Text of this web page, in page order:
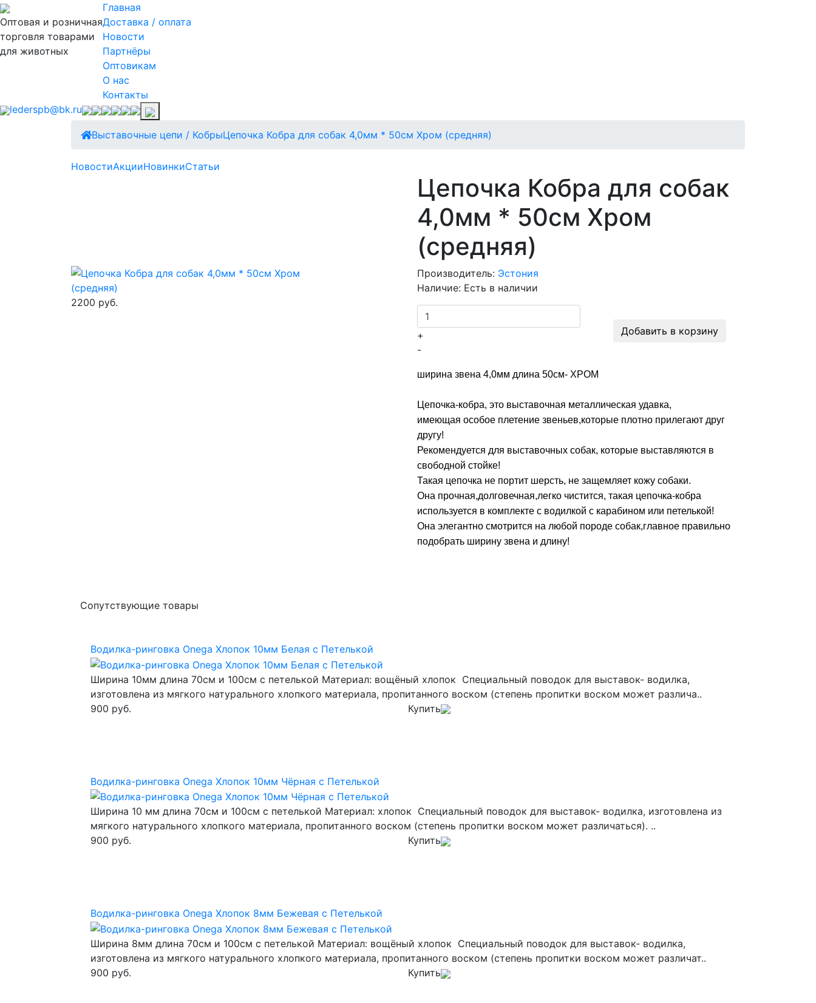
Оптовая и розничная
торговля товарами
для животных
Главная
Доставка / оплата
Новости
Партнёры
Оптовикам
О нас
Контакты
lederspb@bk.ru
Выставочные цепи / КобрыЦепочка Кобра для собак 4,0мм * 50см Хром (средняя)
НовостиАкцииНовинкиСтатьи
Цепочка Кобра для собак
4,0мм * 50см Хром
(средняя)
2200 руб.
Производитель: Эстония
Наличие: Есть в наличии
+
-
Добавить в корзину
ширина звена 4,0мм длина 50см- ХРОМ
Цепочка-кобра, это выставочная металлическая удавка,
имеющая особое плетение звеньев,которые плотно прилегают друг
другу!
Рекомендуется для выставочных собак, которые выставляются в
свободной стойке!
Такая цепочка не портит шерсть, не защемляет кожу собаки.
Она прочная,долговечная,легко чистится, такая цепочка-кобра
используется в комплекте с водилкой с карабином или петелькой!
Она элегантно смотрится на любой породе собак,главное правильно
подобрать ширину звена и длину!
Сопутствующие товары
Водилка-ринговка Onega Хлопок 10мм Белая с Петелькой
Ширина 10мм длина 70см и 100см с петелькой Материал: вощёный хлопок Специальный поводок для выставок- водилка,
изготовлена из мягкого натурального хлопкого материала, пропитанного воском (степень пропитки воском может различа..
900 руб.
Купить
Водилка-ринговка Onega Хлопок 10мм Чёрная с Петелькой
Ширина 10 мм длина 70см и 100см с петелькой Материал: хлопок Специальный поводок для выставок- водилка, изготовлена из
мягкого натурального хлопкого материала, пропитанного воском (степень пропитки воском может различаться). ..
900 руб.
Купить
Водилка-ринговка Onega Хлопок 8мм Бежевая с Петелькой
Ширина 8мм длина 70см и 100см с петелькой Материал: вощёный хлопок Специальный поводок для выставок- водилка,
изготовлена из мягкого натурального хлопкого материала, пропитанного воском (степень пропитки воском может различат..
900 руб.
Купить